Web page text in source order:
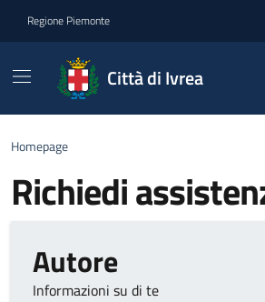
Regione Piemonte
Città di Ivrea
Homepage
Richiedi
Autore
Informazioni su di te